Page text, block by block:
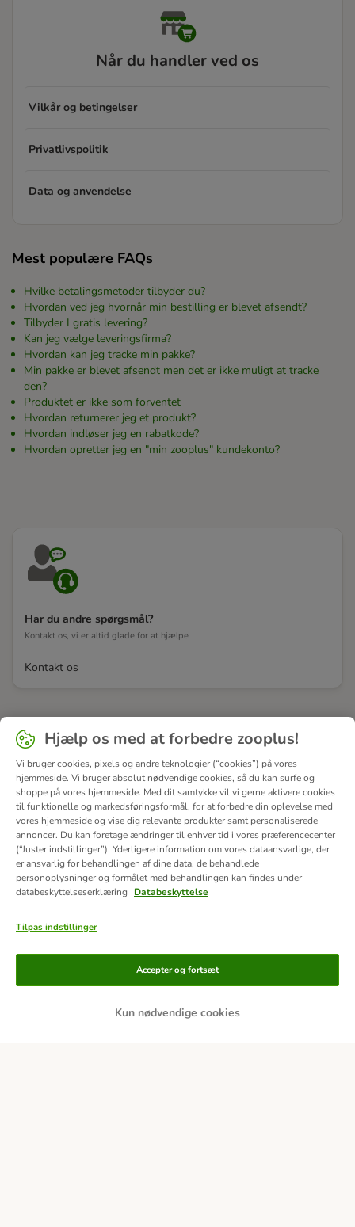
Når du handler ved os
Vilkår og betingelser
Privatlivspolitik
Data og anvendelse
Mest populære FAQs
Hvilke betalingsmetoder tilbyder du?
Hvordan ved jeg hvornår min bestilling er blevet afsendt?
Tilbyder I gratis levering?
Kan jeg vælge leveringsfirma?
Hvordan kan jeg tracke min pakke?
Min pakke er blevet afsendt men det er ikke muligt at tracke
den?
Produktet er ikke som forventet
Hvordan returnerer jeg et produkt?
Hvordan indløser jeg en rabatkode?
Hvordan opretter jeg en "min zooplus" kundekonto?
Har du andre spørgsmål?
Kontakt os, vi er altid glade for at hjælpe
Kontakt os
Hjælp os med at forbedre zooplus!
Vi bruger cookies, pixels og andre teknologier (“cookies”) på vores
hjemmeside. Vi bruger absolut nødvendige cookies, så du kan surfe og
shoppe på vores hjemmeside. Med dit samtykke vil vi gerne aktivere cookies
til funktionelle og markedsføringsformål, for at forbedre din oplevelse med
vores hjemmeside og vise dig relevante produkter samt personaliserede
annoncer. Du kan foretage ændringer til enhver tid i vores præferencecenter
(“Juster indstillinger”). Yderligere information om vores dataansvarlige, der
er ansvarlig for behandlingen af ​​dine data, de behandlede
personoplysninger og formålet med behandlingen kan findes under
databeskyttelseserklæring
Databeskyttelse
Tilpas indstillinger
Kun nødvendige cookies
Accepter og fortsæt